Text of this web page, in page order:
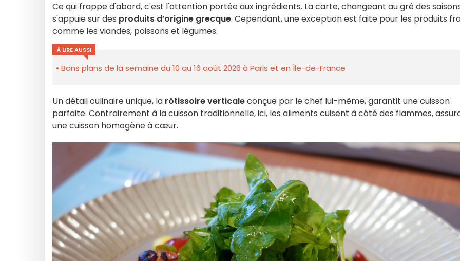
Ce qui frappe d'abord, c'est l'attention portée aux ingrédients. La carte, changeant au gré des
s'appuie sur des produits d’origine grecque. Cependant, une exception est faite pour les produits
comme les viandes, poissons et légumes.
À LIRE AUSSI
Bons plans de la semaine du 10 au 16 août 2026 à Paris et en Île-de-France
Un détail culinaire unique, la rôtissoire verticaleconçue par le chef lui-même, garantit une cuisson
parfaite. Contrairement à la cuisson traditionnelle, ici, les aliments cuisent à côté des flammes,
une cuisson homogène à cœur.